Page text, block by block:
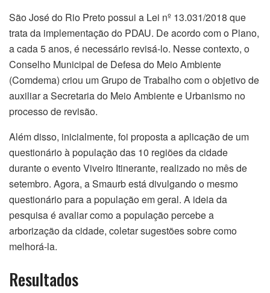
São José do Rio Preto possui a Lei nº 13.031/2018 que
trata da implementação do PDAU. De acordo com o Plano,
a cada 5 anos, é necessário revisá-lo. Nesse contexto, o
Conselho Municipal de Defesa do Meio Ambiente
(Comdema) criou um Grupo de Trabalho com o objetivo de
auxiliar a Secretaria do Meio Ambiente e Urbanismo no
processo de revisão.
Além disso, inicialmente, foi proposta a aplicação de um
questionário à população das 10 regiões da cidade
durante o evento Viveiro Itinerante, realizado no mês de
setembro. Agora, a Smaurb está divulgando o mesmo
questionário para a população em geral. A ideia da
pesquisa é avaliar como a população percebe a
arborização da cidade, coletar sugestões sobre como
melhorá-la.
Resultados